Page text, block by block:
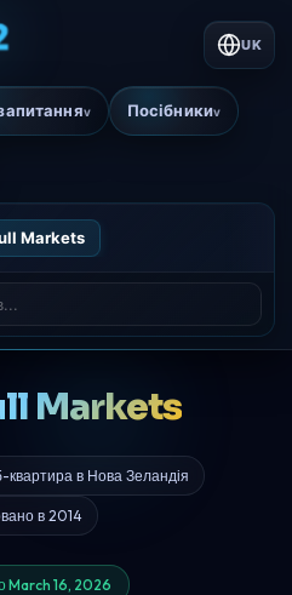
v Посібникиv
UK
Markets
Markets
квартира в Нова Зеландія
в 2014
March 16, 2026